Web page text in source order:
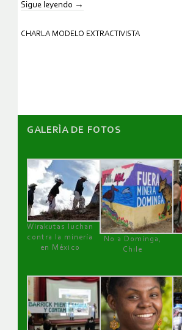
Sigue leyendo →
CHARLA MODELO EXTRACTIVISTA
GALERÌA DE FOTOS
Wirakutas luchan
contra la minería
en México
No a Dominga,
Chile